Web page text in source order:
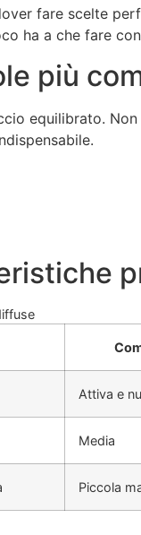
fare scelte
ha a che fare
più
equilibrato.
Attiva e
Media
Piccola